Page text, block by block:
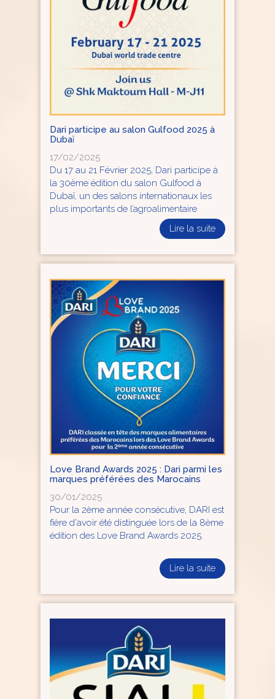
Dari participe au salon Gulfood 2025 à
Dubaï
17/02/2025
Du 17 au 21 Février 2025, Dari participe à
la 30ème édition du salon Gulfood à
Dubaï, un des salons internationaux les
plus importants de l’agroalimentaire
Lire la suite
Love Brand Awards 2025 : Dari parmi les
marques préférées des Marocains
30/01/2025
Pour la 2ème année consécutive, DARI est
fière d'avoir été distinguée lors de la 8ème
édition des Love Brand Awards 2025.
Lire la suite